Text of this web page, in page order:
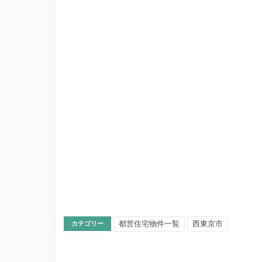
カテゴリー 都営住宅物件一覧 西東京市